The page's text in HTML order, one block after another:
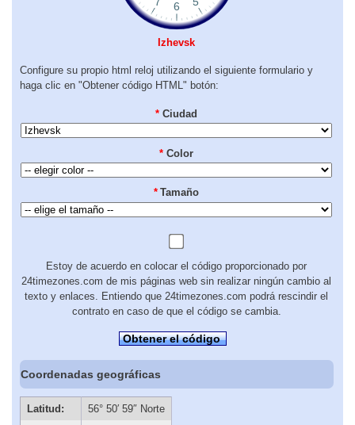
Izhevsk
Configure su propio html reloj utilizando el siguiente formulario y
haga clic en "Obtener código HTML" botón:
* Ciudad
* Color
* Tamaño
Estoy de acuerdo en colocar el código proporcionado por
24timezones.com de mis páginas web sin realizar ningún cambio al
texto y enlaces. Entiendo que 24timezones.com podrá rescindir el
contrato en caso de que el código se cambia.
Obtener el código
Coordenadas geográficas
Latitud:
56° 50′ 59″ Norte